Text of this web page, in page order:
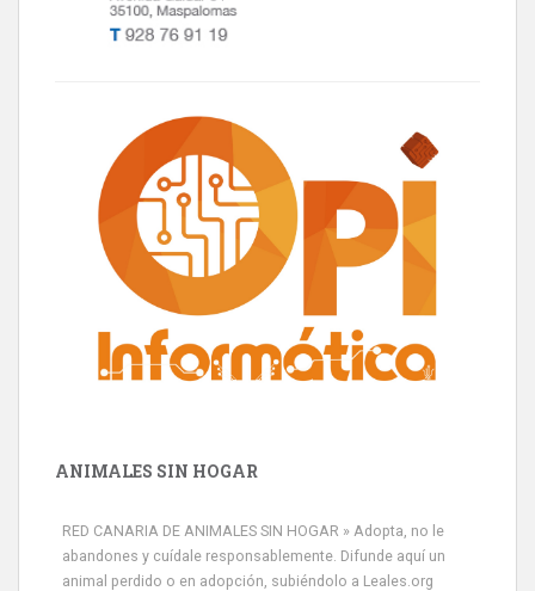
ANIMALES SIN HOGAR
RED CANARIA DE ANIMALES SIN HOGAR » Adopta, no le
abandones y cuídale responsablemente. Difunde aquí un
animal perdido o en adopción, subiéndolo a Leales.org